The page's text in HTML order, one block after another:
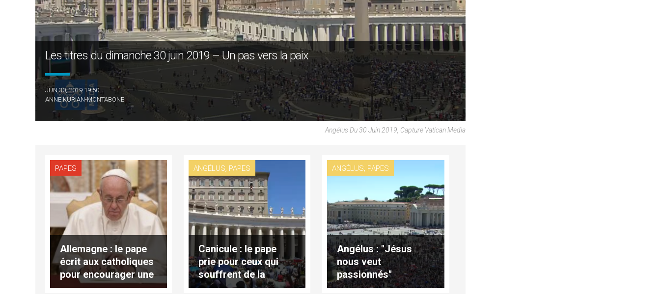
Les titres du dimanche 30 juin 2019 – Un pas vers la paix
JUN 30, 2019 19:50
ANNE KURIAN-MONTABONE
Angélus Du 30 Juin 2019, Capture Vatican Media
PAPES
Allemagne : le pape
écrit aux catholiques
pour encourager une
vraie réforme
ANGÉLUS, PAPES
Canicule : le pape
prie pour ceux qui
souffrent de la
chaleur
ANGÉLUS, PAPES
Angélus : "Jésus
nous veut
passionnés"